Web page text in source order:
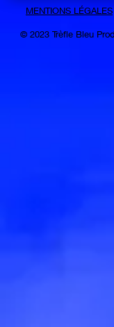
MENTIONS LÉGALES
© 2023 Trèfle Bleu Prod